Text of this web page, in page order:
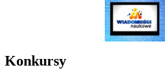
Konkursy